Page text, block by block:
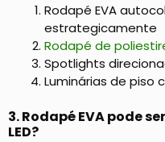
Rodapé EVA
estrategicamente
Rodapé de
Spotlights
Luminárias de piso
3. Rodapé EVA pode
LED?